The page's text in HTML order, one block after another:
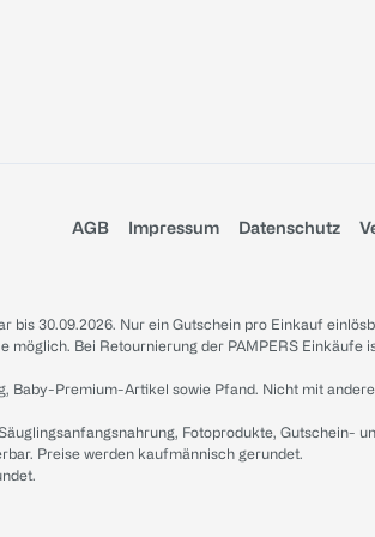
AGB Impressum Datenschutz
bis 30.09.2026. Nur ein Gutschein pro Einkauf
möglich. Bei Retournierung der PAMPERS
Baby-Premium-Artikel sowie Pfand. Nicht mit
Fotoprodukte, Gutschein-
Preise werden kaufmännisch gerundet.